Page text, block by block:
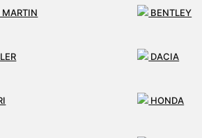
BENTLEY
DACIA
HONDA